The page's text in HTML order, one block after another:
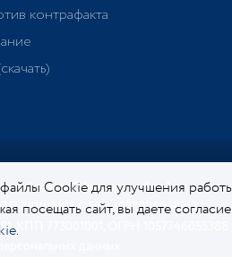
контрафакта
завод. Официальный сайт.
781101001, ОГРН 1027806058213
КПП 773001001, ОГРН 1057746055388
Cookie для улучшения
посещать сайт, вы даете